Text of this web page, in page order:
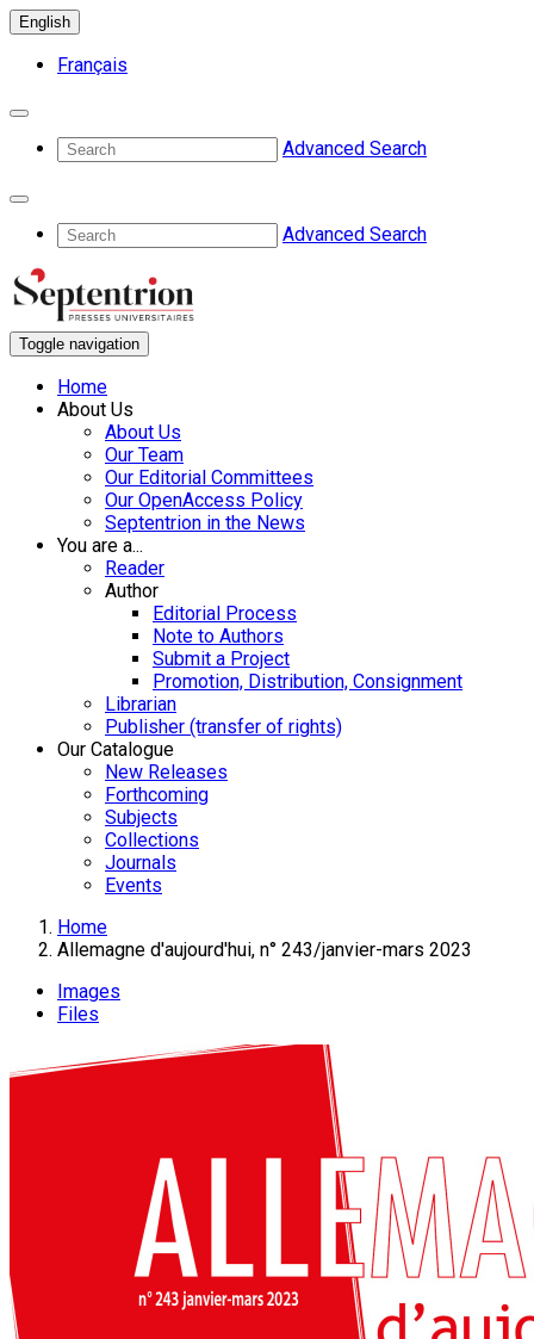
English
Français
Advanced Search
Advanced Search
Toggle navigation
Home
About Us
About Us
Our Team
Our Editorial Committees
Our OpenAccess Policy
Septentrion in the News
You are a...
Reader
Author
Editorial Process
Note to Authors
Submit a Project
Promotion, Distribution, Consignment
Librarian
Publisher (transfer of rights)
Our Catalogue
New Releases
Forthcoming
Subjects
Collections
Journals
Events
Home
Allemagne d'aujourd'hui, n° 243/janvier-mars 2023
Images
Files